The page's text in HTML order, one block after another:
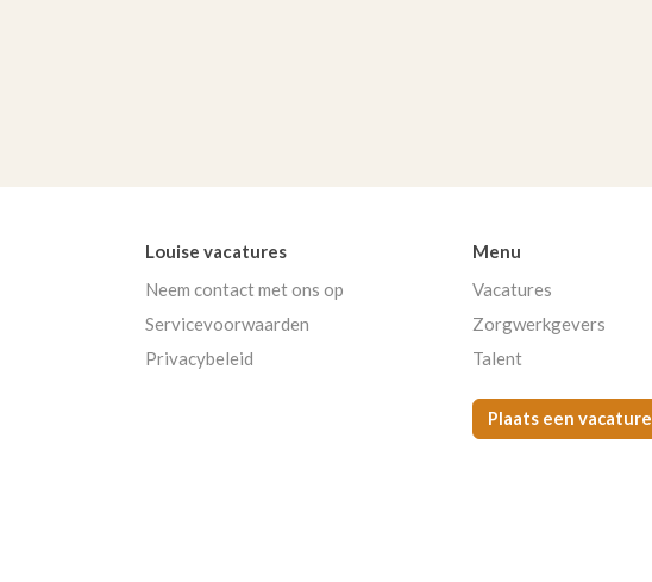
Louise vacatures
Neem contact met ons op
Servicevoorwaarden
Privacybeleid
Menu
Vacatures
Zorgwerkgevers
Talent
Plaats een vacature